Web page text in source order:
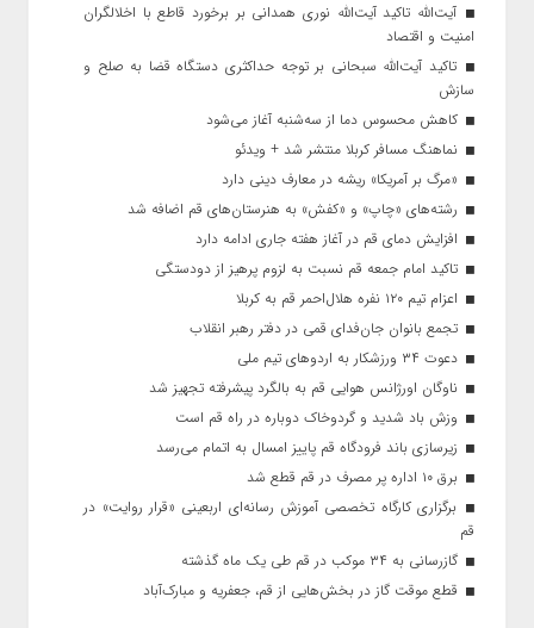
آیت‌الله تاکید آیت‌الله نوری همدانی بر برخورد قاطع با اخلالگران
امنیت و اقتصاد
تاکید آیت‌الله‌ سبحانی بر توجه حداکثری دستگاه قضا به صلح و
سازش
کاهش محسوس دما از سه‌شنبه آغاز می‌شود
نماهنگ مسافر کربلا منتشر شد + ویدئو
«مرگ بر آمریکا» ریشه در معارف دینی دارد
رشته‌های «چاپ» و «کفش» به هنرستان‌های قم اضافه شد
افزایش دمای قم در آغاز هفته جاری ادامه دارد
تاکید امام جمعه قم نسبت به لزوم پرهیز از دودستگی
اعزام تیم ۱۲۰ نفره هلال‌احمر قم به کربلا
تجمع بانوان جان‌فدای قمی در دفتر رهبر انقلاب
دعوت ۳۴ ورزشکار به اردوهای تیم ملی
ناوگان اورژانس هوایی قم به بالگرد پیشرفته تجهیز شد
وزش باد شدید و گردوخاک دوباره در راه قم است
زیرسازی باند فرودگاه قم پاییز امسال به اتمام می‌رسد
برق ۱۰ اداره پر مصرف در قم قطع شد
برگزاری کارگاه تخصصی آموزش رسانه‌ای اربعینی «قرار روایت» در
قم
گازرسانی به ۳۴ موکب در قم طی یک ماه گذشته
قطع موقت گاز در بخش‌هایی از قم، جعفریه و مبارک‌آباد